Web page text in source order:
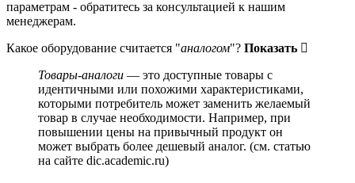
параметрам - обратитесь за консультацией к нашим
менеджерам.
Какое оборудование считается "аналогом"? Показать
Товары-аналоги — это доступные товары с
идентичными или похожими характеристиками,
которыми потребитель может заменить желаемый
товар в случае необходимости. Например, при
повышении цены на привычный продукт он
может выбрать более дешевый аналог. (см. статью
на сайте dic.academic.ru)